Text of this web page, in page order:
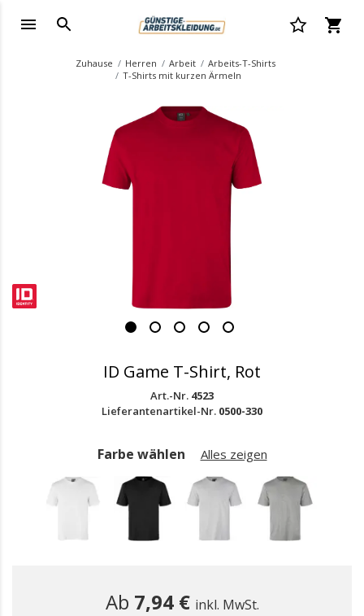
Zuhause Herren Arbeit
Arbeits-T-Shirts
T-Shirts mit kurzen Ärmeln
ID Game T-Shirt, Rot
Art.-Nr. 4523
Lieferantenartikel-Nr. 0500-330
Farbe wählen Alles zeigen
Ab 7,94 € inkl. MwSt.